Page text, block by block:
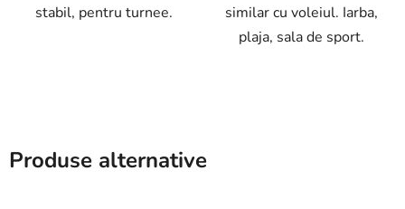
stabil, pentru turnee.
similar cu voleiul. Iarba,
plaja, sala de sport.
Produse alternative